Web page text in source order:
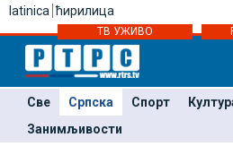
latinica ћирилица
ТВ УЖИВО
Све Српска Спорт
Занимљивости